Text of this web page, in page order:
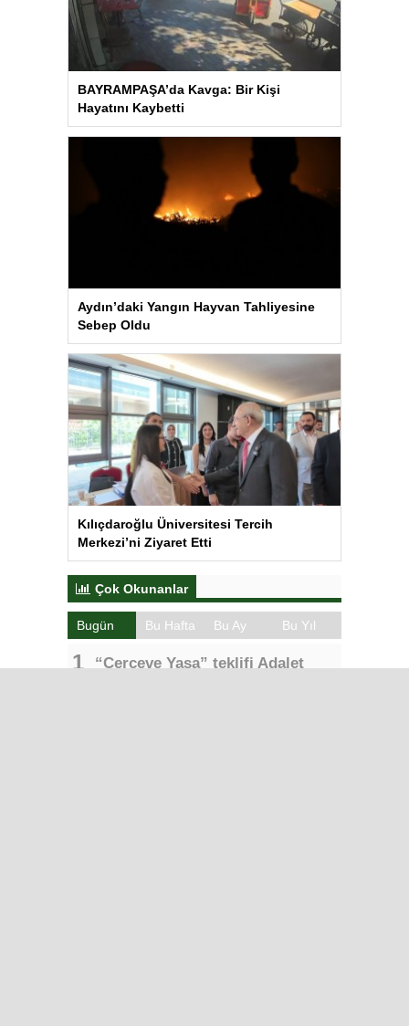
BAYRAMPAŞA’da Kavga: Bir Kişi
Hayatını Kaybetti
Aydın’daki Yangın Hayvan Tahliyesine
Sebep Oldu
Kılıçdaroğlu Üniversitesi Tercih
Merkezi’ni Ziyaret Etti
Çok Okunanlar
Bugün Bu Hafta Bu Ay Bu Yıl
“Çerçeve Yasa” teklifi Adalet